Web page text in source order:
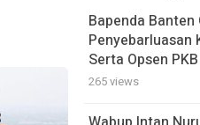
Bapenda
Penyebarluasan
Serta Opsen
265 views